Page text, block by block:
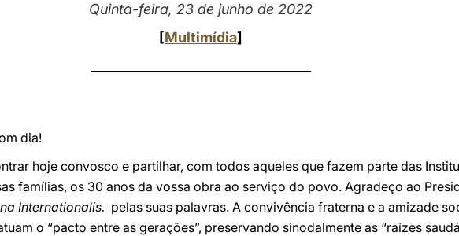
Quinta-feira, 23 de junho de 2022
[Multimídia]
dia!
hoje convosco e partilhar, com todos aqueles que fazem parte das
famílias, os 30 anos da vossa obra ao serviço do povo. Agradeço ao
Internationalis. pelas suas palavras. A convivência fraterna e a amizade
o “pacto entre as gerações”, preservando sinodalmente as “raízes